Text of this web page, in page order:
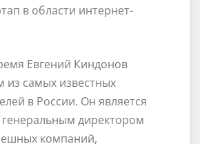
в области интернет-
Евгений Киндонов
из самых известных
в России. Он является
директором
компаний,